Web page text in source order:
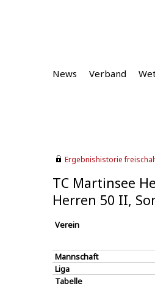
News Verband
Ergebnishistorie
TC Martinsee
Herren 50 II,
Verein
Mannschaft
Liga
Tabelle